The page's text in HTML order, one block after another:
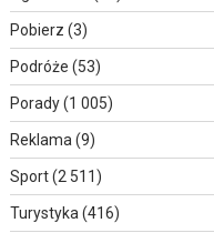
Pobierz (3)
Podróże (53)
Porady(1 005)
Reklama (9)
Sport(2 511)
Turystyka (416)